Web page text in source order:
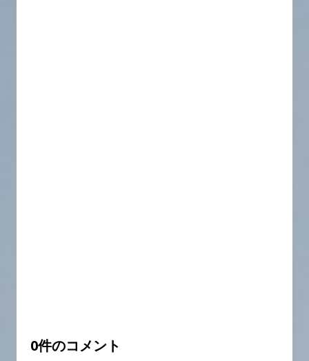
0件のコメント